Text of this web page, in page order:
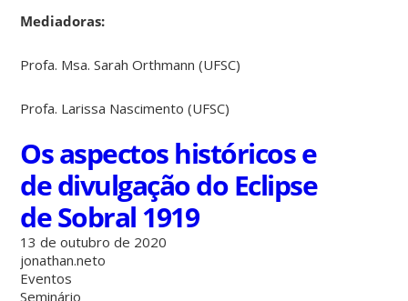
Mediadoras:
Profa. Msa. Sarah Orthmann (UFSC)
Profa. Larissa Nascimento (UFSC)
Os aspectos históricos e
de divulgação do Eclipse
de Sobral 1919
13 de outubro de 2020
jonathan.neto
Eventos
Seminário